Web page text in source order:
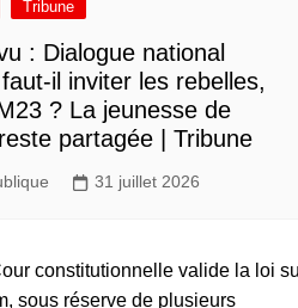
Tribune
: Dialogue national
il inviter les rebelles,
? La jeunesse de
partagée | Tribune
31 juillet 2026